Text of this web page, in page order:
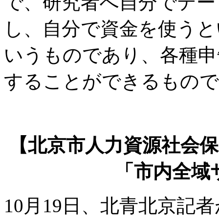
し、自分で資金を使う
いうものであり、各種
することができるもの
【北京市人力資源社会
「市内全
10月19日、北青北京記